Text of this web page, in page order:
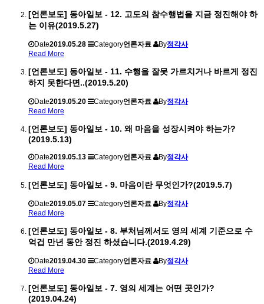
[언론보도] 동아일보 - 12. 고도의 참수행법을 지금 정진해야 하
는 이유(2019.5.27)
Date2019.05.28 Category언론자료 By정각사
Read More
[언론보도] 동아일보 - 11. 수행을 잘못 가르치거나 바르게 정진
하지 못한다면..(2019.5.20)
Date2019.05.20 Category언론자료 By정각사
Read More
[언론보도] 동아일보 - 10. 왜 마음을 성장시켜야 하는가?
(2019.5.13)
Date2019.05.13 Category언론자료 By정각사
Read More
[언론보도] 동아일보 - 9. 마음이란 무엇인가?(2019.5.7)
Date2019.05.07 Category언론자료 By정각사
Read More
[언론보도] 동아일보 - 8. 부처님께서도 영의 세계 기준으로 수
억겁 만년 동안 정진 하셨습니다.(2019.4.29)
Date2019.04.30 Category언론자료 By정각사
Read More
[언론보도] 동아일보 - 7. 영의 세계는 어떤 곳인가?
(2019.04.24)